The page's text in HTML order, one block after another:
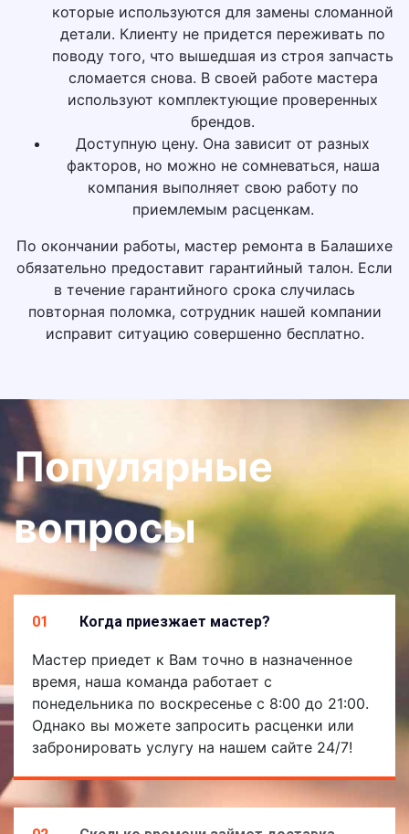
которые используются для замены сломанной
детали. Клиенту не придется переживать по
поводу того, что вышедшая из строя запчасть
сломается снова. В своей работе мастера
используют комплектующие проверенных
брендов.
Доступную цену. Она зависит от разных
факторов, но можно не сомневаться, наша
компания выполняет свою работу по
приемлемым расценкам.
По окончании работы, мастер ремонта в Балашихе
обязательно предоставит гарантийный талон. Если
в течение гарантийного срока случилась
повторная поломка, сотрудник нашей компании
исправит ситуацию совершенно бесплатно.
Популярные
вопросы
01 Когда приезжает мастер?
Мастер приедет к Вам точно в назначенное
время, наша команда работает с
понедельника по воскресенье с 8:00 до 21:00.
Однако вы можете запросить расценки или
забронировать услугу на нашем сайте 24/7!